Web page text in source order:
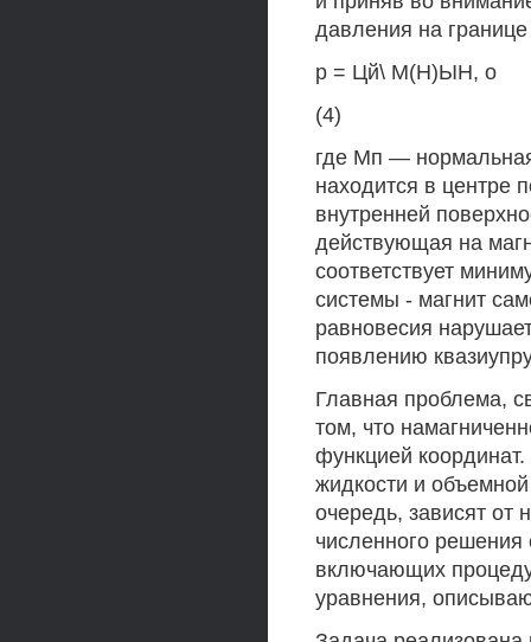
давления на
р = Цй\ М(Н)ЫН, о
(4)
где Мп —
находится в центре
внутренней
действующая на
соответствует
системы - магнит
равновесия
появлению
Главная проблема,
том, что
функцией
жидкости и
очередь, зависят от
численного
включающих
уравнения,